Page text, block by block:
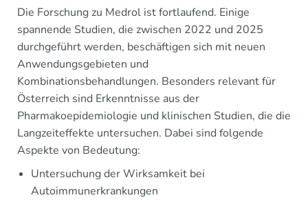
Die Forschung zu Medrol ist fortlaufend. Einige
spannende Studien, die zwischen 2022 und 2025
durchgeführt werden, beschäftigen sich mit neuen
Anwendungsgebieten und
Kombinationsbehandlungen. Besonders relevant für
Österreich sind Erkenntnisse aus der
Pharmakoepidemiologie und klinischen Studien, die die
Langzeiteffekte untersuchen. Dabei sind folgende
Aspekte von Bedeutung:
Untersuchung der Wirksamkeit bei
Autoimmunerkrankungen